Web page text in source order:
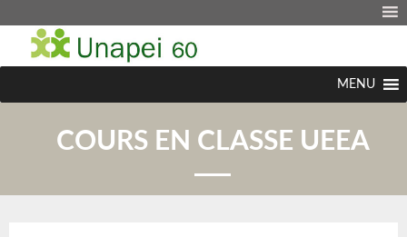
MENU
COURS EN CLASSE UEEA